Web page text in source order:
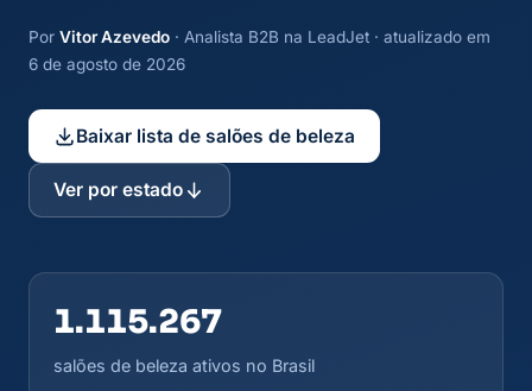
Por Vitor Azevedo · Analista B2B na LeadJet · atualizado em
6 de agosto de 2026
Baixar lista de salões de beleza
Ver por estado
1.115.267
salões de beleza ativos no Brasil